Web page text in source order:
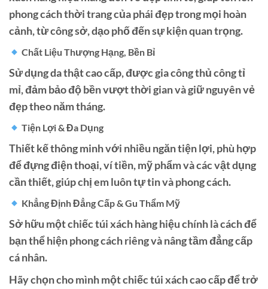
phong cách thời trang của phái đẹp trong mọi hoàn
cảnh, từ công sở, dạo phố đến sự kiện quan trọng.
Chất Liệu Thượng Hạng, Bền Bỉ
Sử dụng da thật cao cấp, được gia công thủ công tỉ
mỉ, đảm bảo độ bền vượt thời gian và giữ nguyên vẻ
đẹp theo năm tháng.
Tiện Lợi & Đa Dụng
Thiết kế thông minh với nhiều ngăn tiện lợi, phù hợp
để đựng điện thoại, ví tiền, mỹ phẩm và các vật dụng
cần thiết, giúp chị em luôn tự tin và phong cách.
Khẳng Định Đẳng Cấp & Gu Thẩm Mỹ
Sở hữu một chiếc túi xách hàng hiệu chính là cách để
bạn thể hiện phong cách riêng và nâng tầm đẳng cấp
cá nhân.
Hãy chọn cho mình một chiếc túi xách cao cấp để trở